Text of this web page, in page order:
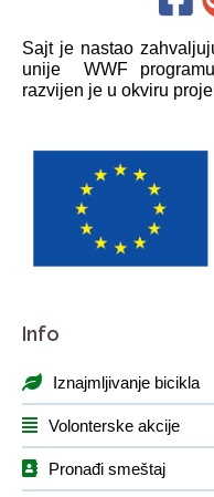
Sajt je nastao
unije WWF
razvijen je u okviru
Info
Iznajmljivanje bicikla
Volonterske akcije
Pronađi smeštaj